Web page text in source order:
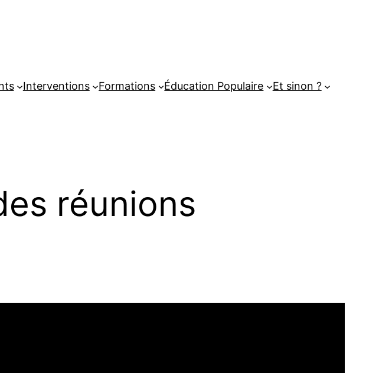
Interventions Formations Éducation Populaire Et sinon ?
réunions